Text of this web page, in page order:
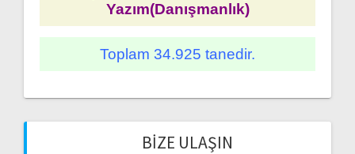
Yazım(Danışmanlık)
Toplam 34.925 tanedir.
BIZE ULAŞIN